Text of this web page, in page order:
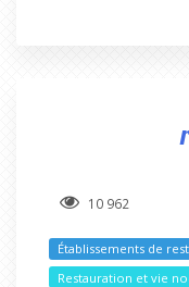
10 962
Établissements de
Restauration et vie